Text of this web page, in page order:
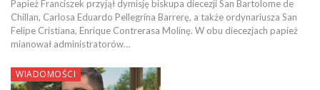
Papież Franciszek przyjął dymisję biskupa diecezji San Bartolome de
Chillan, Carlosa Eduardo Pellegrína Barrerę, a także ordynariusza San
Felipe Cristiana, Enrique Contrerasa Molinę. W obu diecezjach papież
mianował administratorów…
WIADOMOŚCI